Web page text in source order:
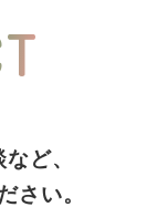
ど、
さい。